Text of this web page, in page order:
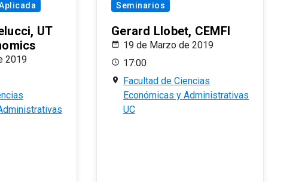
UT
2019
Seminarios
Gerard Llobet, CEMFI
19 de Marzo de 2019
17:00
Facultad de Ciencias
Económicas y Administrativas
UC